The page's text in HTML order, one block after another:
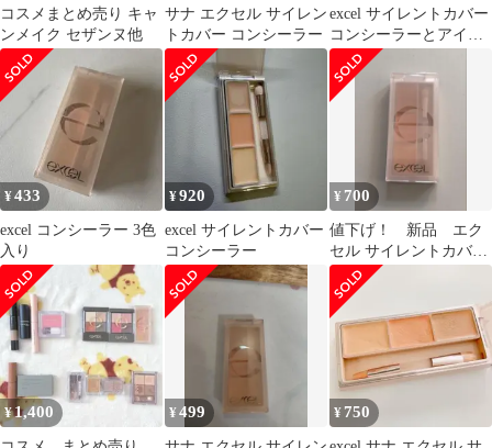
コスメまとめ売り キャ
ンメイク セザンヌ他
サナ エクセル サイレン
トカバー コンシーラー
excel サイレントカバー
コンシーラーとアイシ
ャドウベース
¥433
excel コンシーラー 3色
入り
¥920
excel サイレントカバー
コンシーラー
¥ 700
値下げ！ 新品 エク
セル サイレントカバー
コンシーラー
¥ 1,400 ¥499 ¥ 750